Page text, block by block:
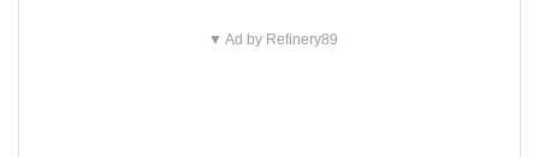
▼ Ad by Refinery89